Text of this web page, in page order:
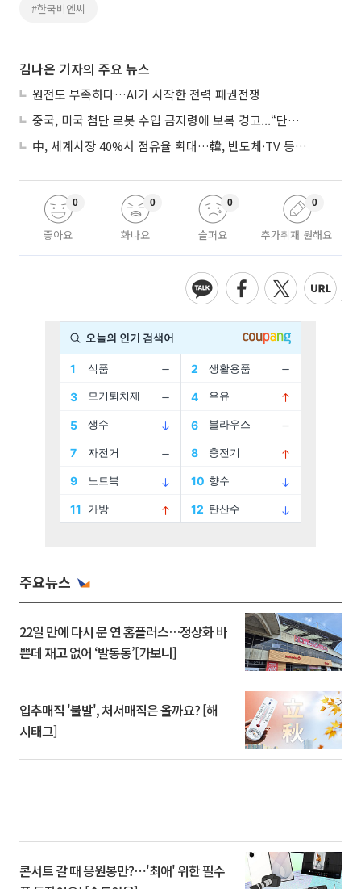
#한국비엔씨
김나은 기자의 주요 뉴스
원전도 부족하다…AI가 시작한 전력 패권전쟁
중국, 미국 첨단 로봇 수입 금지령에 보복 경고...“단호히 대응”
中, 세계시장 40%서 점유율 확대…韓, 반도체·TV 등 4개 품목 1위
좋아요
0
화나요
0
슬퍼요
0
추가취재 원해요
0
주요뉴스
22일 만에 다시 문 연 홈플러스…정상화 바
쁜데 재고 없어 ‘발동동’[가보니]
입추매직 '불발', 처서매직은 올까요? [해
시태그]
콘서트 갈 때 응원봉만?⋯'최애' 위한 필수